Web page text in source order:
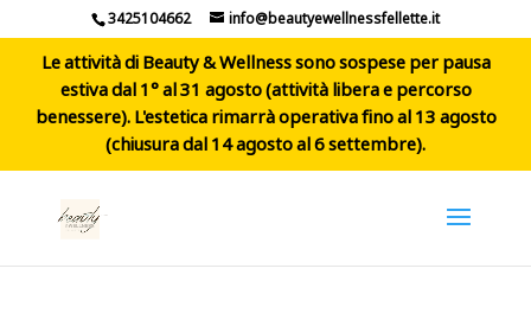
3425104662 info@beautyewellnessfellette.it
Le attività di Beauty & Wellness sono sospese per pausa
estiva dal 1° al 31 agosto (attività libera e percorso
benessere). L'estetica rimarrà operativa fino al 13 agosto
(chiusura dal 14 agosto al 6 settembre).